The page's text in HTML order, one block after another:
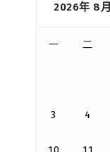
2026年 8月
一 二
3 4